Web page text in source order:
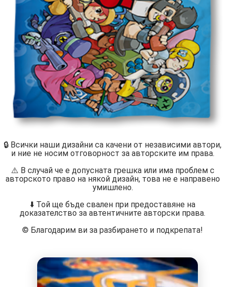
🔒 Всички наши дизайни са качени от независими автори,
и ние не носим отговорност за авторските им права.
⚠️ В случай че е допусната грешка или има проблем с
авторското право на някой дизайн, това не е направено
умишлено.
⬇️ Той ще бъде свален при предоставяне на
доказателство за автентичните авторски права.
©️ Благодарим ви за разбирането и подкрепата!